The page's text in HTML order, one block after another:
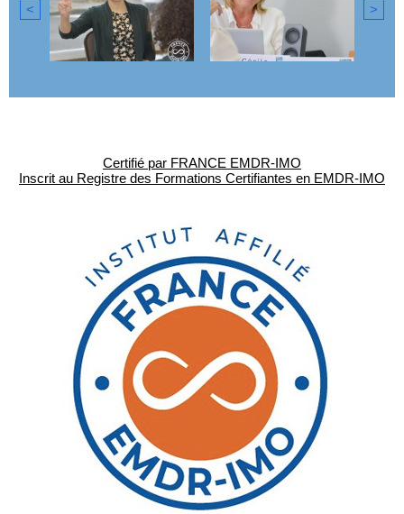
< >
Certifié par FRANCE EMDR-IMO
Inscrit au Registre des Formations Certifiantes en EMDR-IMO